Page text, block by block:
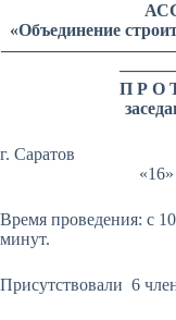
«Объединение
П Р О
г.
«16»
Время проведения: с
минут.
Присутствовали 6